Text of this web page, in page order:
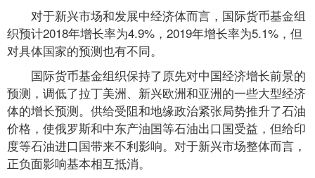
对于新兴市场和发展中经济体而言，国际货币基金组
织预计2018年增长率为4.9%，2019年增长率为5.1%，但
对具体国家的预测也有不同。
国际货币基金组织保持了原先对中国经济增长前景的
预测，调低了拉丁美洲、新兴欧洲和亚洲的一些大型经济
体的增长预测。供给受阻和地缘政治紧张局势推升了石油
价格，使俄罗斯和中东产油国等石油出口国受益，但给印
度等石油进口国带来不利影响。对于新兴市场整体而言，
正负面影响基本相互抵消。